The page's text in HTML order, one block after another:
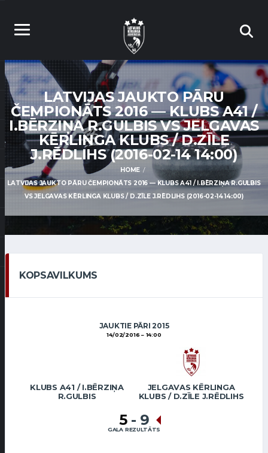
LATVIJAS JAUKTO PĀRU
ČEMPIONĀTS 2016 — KLUBS A41 /
I.BĒRZIŅA R.GULBIS VS JELGAVAS
KĒRLINGA KLUBS / D.ZĪLE
J.RĒDLIHS (2016-02-14 14:00)
HOME
LATVIJAS JAUKTO PĀRU ČEMPIONĀTS 2016 — KLUBS A41 / I.BĒRZIŅA R.GULBIS
VS JELGAVAS KĒRLINGA KLUBS / D.ZĪLE J.RĒDLIHS (2016-02-14 14:00)
KOPSAVILKUMS
JAUKTIE PĀRI 2015
14/02/2016 14:00
KLUBS A41 / I.BĒRZIŅA
R.GULBIS
JELGAVAS KĒRLINGA
KLUBS / D.ZĪLE J.RĒDLIHS
5 - 9
GALA REZULTĀTS